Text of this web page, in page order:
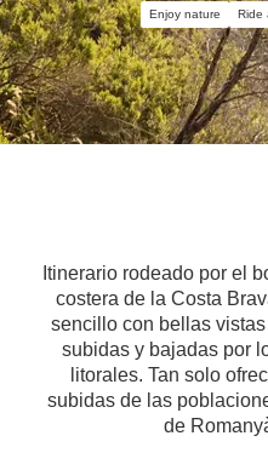
Enjoy nature Ride
Itinerario rodeado por el
costera de la Costa
sencillo con bellas
subidas y bajadas por
litorales. Tan solo
subidas de las
de